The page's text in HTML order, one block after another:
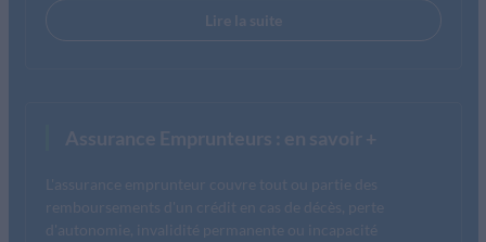
Lire la suite
Assurance Emprunteurs : en savoir +
L'assurance emprunteur couvre tout ou partie des
remboursements d'un crédit en cas de décès, perte
d'autonomie, invalidité permanente ou incapacité